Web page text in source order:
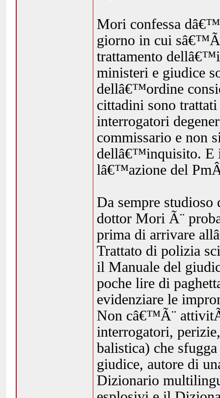
Mori confessa
giorno in cui
trattamento
ministeri e giudice
dellâ€™ordine
cittadini sono
interrogatori
commissario e non
dellâ€™inquisito. E
lâ€™azione del
Da sempre
dottor Mori Ã¨
prima di arrivare
Trattato di polizia
il Manuale del
poche lire di
evidenziare le
Non câ€™Ã¨
interrogatori,
balistica) che
giudice, autore di
Dizionario